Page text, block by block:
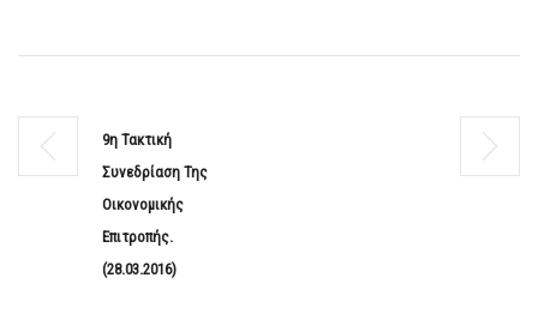
9η Τακτική
Συνεδρίαση Της
Οικονομικής
Επιτροπής.
(28.03.2016)